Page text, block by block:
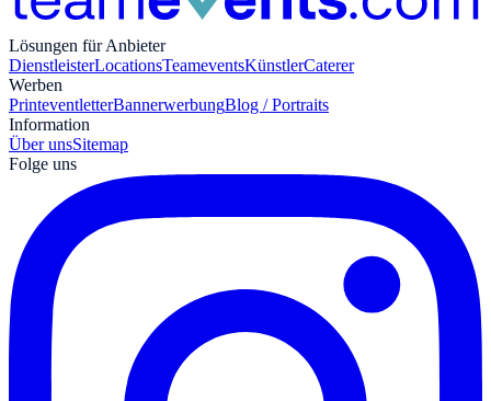
Lösungen für Anbieter
DienstleisterLocationsTeameventsKünstlerCaterer
Werben
PrinteventletterBannerwerbungBlog / Portraits
Information
Über unsSitemap
Folge uns